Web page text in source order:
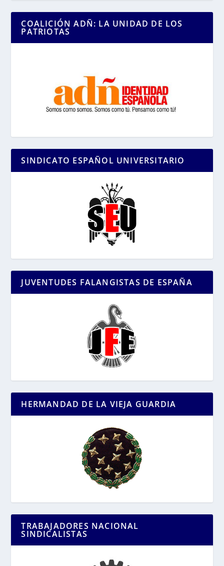
COALICIÓN ADÑ: LA UNIDAD DE LOS
PATRIOTAS
SINDICATO ESPAÑOL UNIVERSITARIO
JUVENTUDES FALANGISTAS DE ESPAÑA
HERMANDAD DE LA VIEJA GUARDIA
TRABAJADORES NACIONAL
SINDICALISTAS